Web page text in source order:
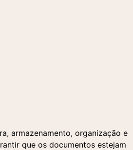
armazenamento, organização e
que os documentos estejam